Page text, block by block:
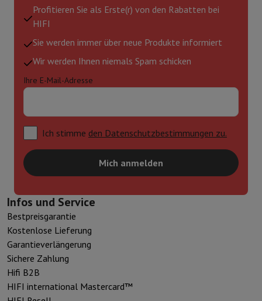
Profitieren Sie als Erste(r) von den Rabatten bei
HIFI
Sie werden immer über neue Produkte informiert
Wir werden Ihnen niemals Spam schicken
Ihre E-Mail-Adresse
Ich stimme den Datenschutzbestimmungen zu.
Mich anmelden
Infos und Service
Bestpreisgarantie
Kostenlose Lieferung
Garantieverlängerung
Sichere Zahlung
Hifi B2B
HIFI international Mastercard™